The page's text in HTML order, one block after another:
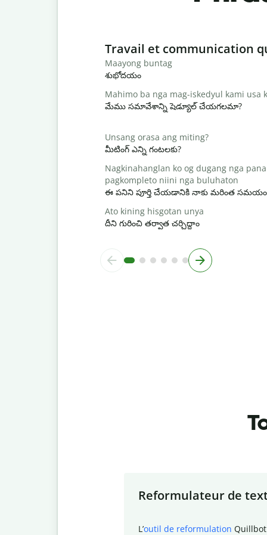
Slide 1 of 6
Travail et communication
Maayong buntag
శుభోదయం
Mahimo ba nga mag-iskedyul kami usa
మేము సమావేశాన్ని షెడ్యూల్ చేయగలమా?
Unsang orasa ang miting?
మీటింగ్ ఎన్ని గంటలకు?
Nagkinahanglan ko og dugang nga
pagkompleto niini nga buluhaton
ఈ పనిని పూర్తి చేయడానికి నాకు మరింత
Ato kining hisgotan unya
దీని గురించి తర్వాత చర్చిద్దాం
Reformulateur de
L ’outil de reformulation